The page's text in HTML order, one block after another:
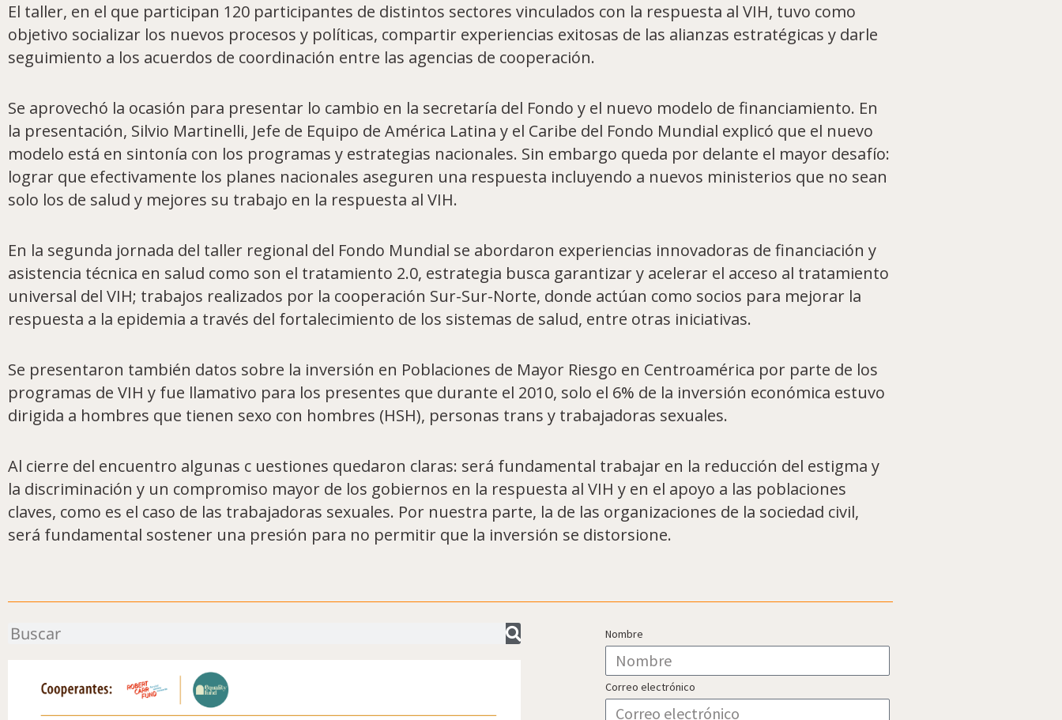
El taller, en el que participan 120 participantes de distintos sectores vinculados con la respuesta al VIH, tuvo como
objetivo socializar los nuevos procesos y políticas, compartir experiencias exitosas de las alianzas estratégicas y darle
seguimiento a los acuerdos de coordinación entre las agencias de cooperación.
Se aprovechó la ocasión para presentar lo cambio en la secretaría del Fondo y el nuevo modelo de financiamiento. En
la presentación, Silvio Martinelli, Jefe de Equipo de América Latina y el Caribe del Fondo Mundial explicó que el nuevo
modelo está en sintonía con los programas y estrategias nacionales. Sin embargo queda por delante el mayor desafío:
lograr que efectivamente los planes nacionales aseguren una respuesta incluyendo a nuevos ministerios que no sean
solo los de salud y mejores su trabajo en la respuesta al VIH.
En la segunda jornada del taller regional del Fondo Mundial se abordaron experiencias innovadoras de financiación y
asistencia técnica en salud como son el tratamiento 2.0, estrategia busca garantizar y acelerar el acceso al tratamiento
universal del VIH; trabajos realizados por la cooperación Sur-Sur-Norte, donde actúan como socios para mejorar la
respuesta a la epidemia a través del fortalecimiento de los sistemas de salud, entre otras iniciativas.
Se presentaron también datos sobre la inversión en Poblaciones de Mayor Riesgo en Centroamérica por parte de los
programas de VIH y fue llamativo para los presentes que durante el 2010, solo el 6% de la inversión económica estuvo
dirigida a hombres que tienen sexo con hombres (HSH), personas trans y trabajadoras sexuales.
Al cierre del encuentro algunas c uestiones quedaron claras: será fundamental trabajar en la reducción del estigma y
la discriminación y un compromiso mayor de los gobiernos en la respuesta al VIH y en el apoyo a las poblaciones
claves, como es el caso de las trabajadoras sexuales. Por nuestra parte, la de las organizaciones de la sociedad civil,
será fundamental sostener una presión para no permitir que la inversión se distorsione.
Buscar Nombre
Correo electrónico